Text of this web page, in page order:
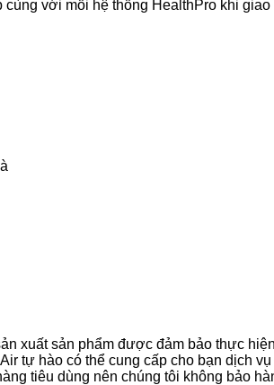
với mỗi hệ thống HealthPro khi giao
xuất sản phẩm được đảm bảo thực
tự hào có thể cung cấp cho bạn dịch
tiêu dùng nên chúng tôi không bảo